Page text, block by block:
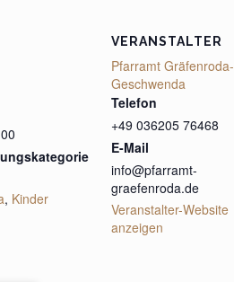
, Kinder
VERANSTALTER
Pfarramt Gräfenroda-
Geschwenda
Telefon
+49 036205 76468
E-Mail
info@pfarramt-
graefenroda.de
Veranstalter-Website
anzeigen